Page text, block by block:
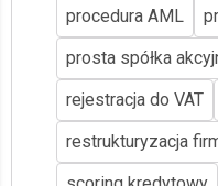
procedura AML
prosta spółka
rejestracja do VAT
restrukturyzacja